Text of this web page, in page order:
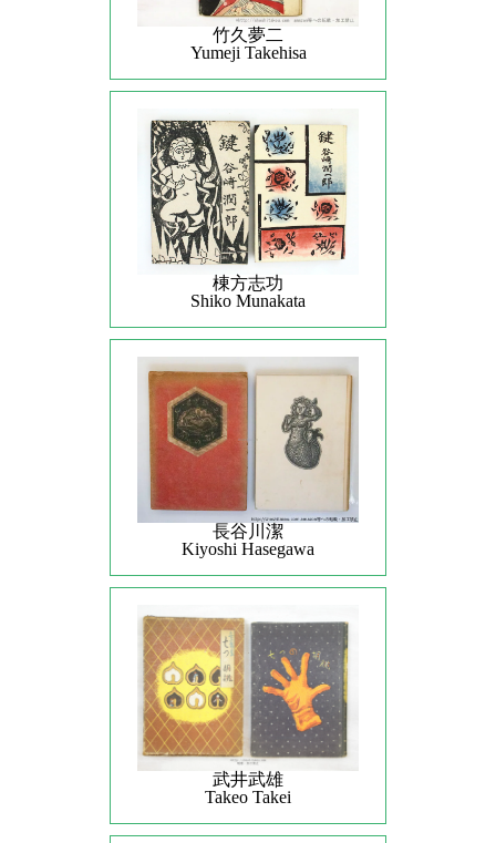
竹久夢二
Yumeji Takehisa
棟方志功
Shiko Munakata
長谷川潔
Kiyoshi Hasegawa
武井武雄
Takeo Takei